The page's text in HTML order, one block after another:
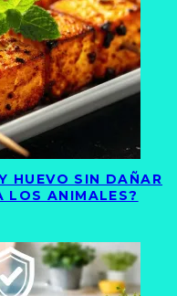
HUEVO SIN DAÑAR
LOS ANIMALES?